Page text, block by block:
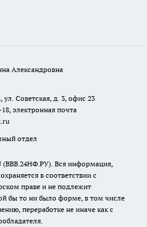
Александровна
ул. Советская, д. 3, офис 23
электронная почта
отдел
(ВВВ.24НФ.РУ). Вся информация,
в соответствии с
праве и не подлежит
бы то ни было форме, в том числе
переработке не иначе как с